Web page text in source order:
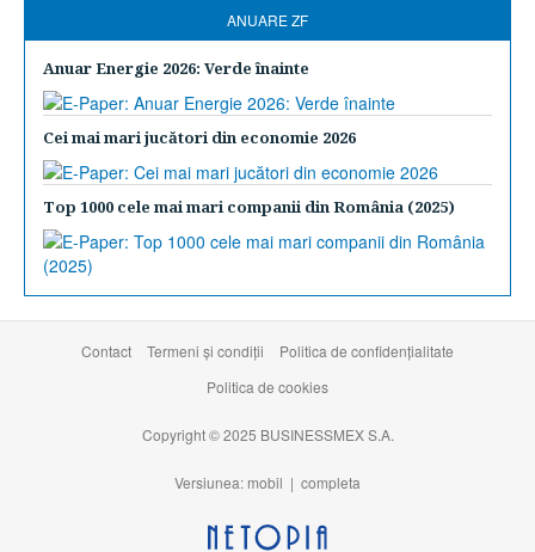
ANUARE ZF
Anuar Energie 2026: Verde înainte
Cei mai mari jucători din economie 2026
Top 1000 cele mai mari companii din România (2025)
Contact Termeni şi condiţii
Politica de confidențialitate
Politica de cookies
Copyright © 2025 BUSINESSMEX S.A.
Versiunea: mobil | completa